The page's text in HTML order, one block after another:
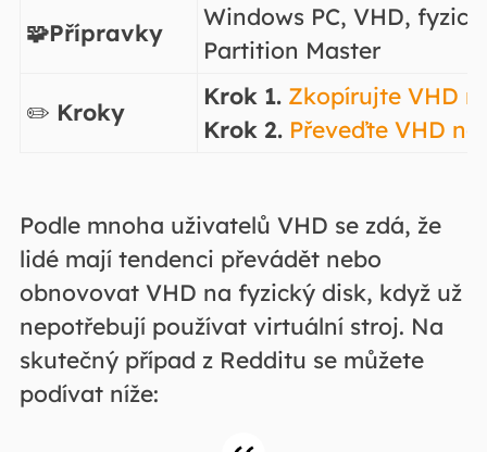
🧩Přípravky
Windows PC, VHD,
Partition Master
✏️ Kroky
Krok 1. Zkopírujte VHD
Krok 2. Převeďte VHD
Podle mnoha uživatelů VHD se zdá, že
lidé mají tendenci převádět nebo
obnovovat VHD na fyzický disk, když už
nepotřebují používat virtuální stroj. Na
skutečný případ z Redditu se můžete
podívat níže: